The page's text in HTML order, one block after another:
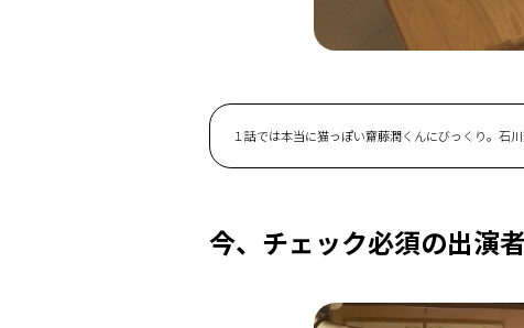
１話では本当に猫っぽい齋藤潤くんにびっくり。石
今、チェック必須の出演